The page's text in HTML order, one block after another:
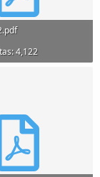
4,122